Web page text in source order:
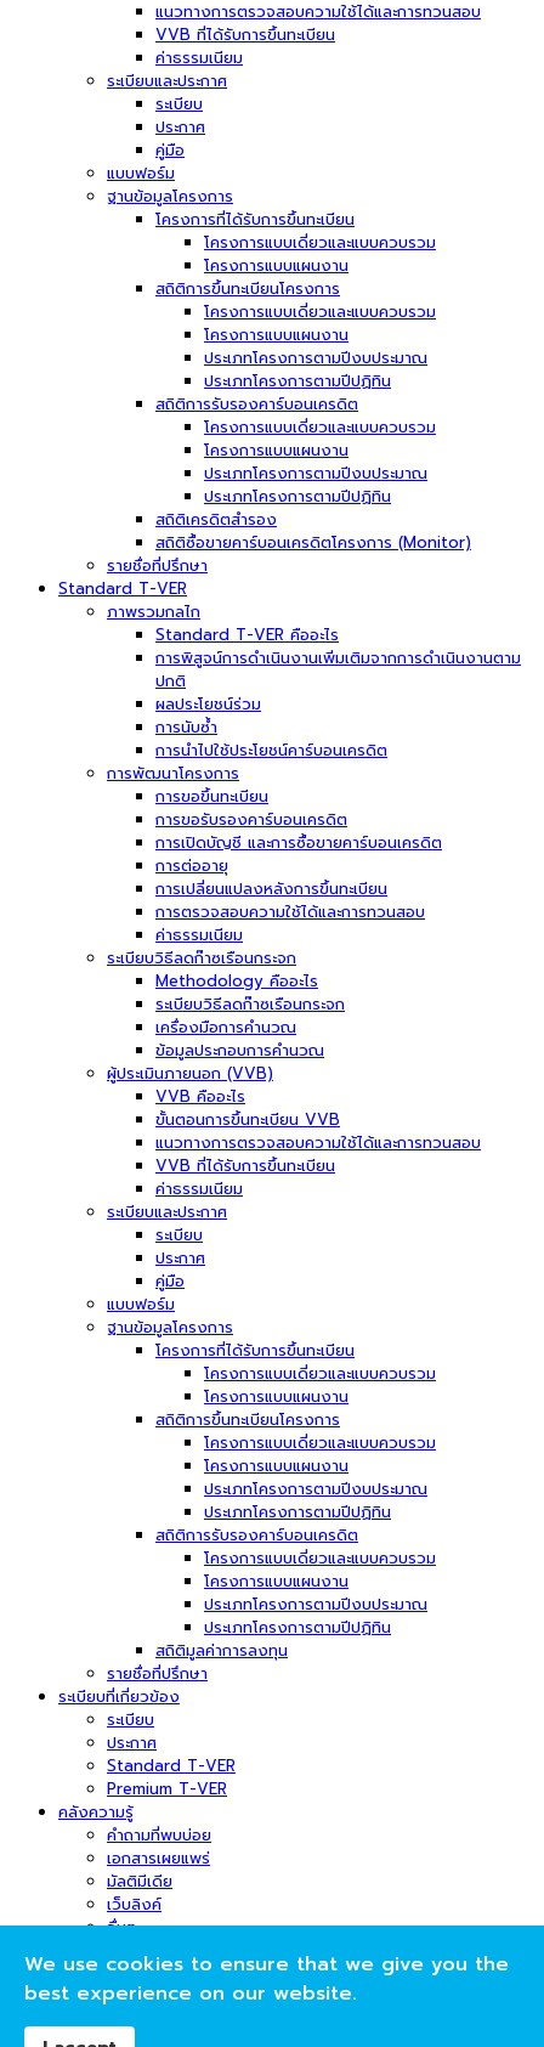
แนวทางการตรวจสอบความใช้ได้และการทวนสอบ
VVB ที่ได้รับการขึ้นทะเบียน
ค่าธรรมเนียม
ระเบียบและประกาศ
ระเบียบ
ประกาศ
คู่มือ
แบบฟอร์ม
ฐานข้อมูลโครงการ
โครงการที่ได้รับการขึ้นทะเบียน
โครงการแบบเดี่ยวและแบบควบรวม
โครงการแบบแผนงาน
สถิติการขึ้นทะเบียนโครงการ
โครงการแบบเดี่ยวและแบบควบรวม
โครงการแบบแผนงาน
ประเภทโครงการตามปีงบประมาณ
ประเภทโครงการตามปีปฏิทิน
สถิติการรับรองคาร์บอนเครดิต
โครงการแบบเดี่ยวและแบบควบรวม
โครงการแบบแผนงาน
ประเภทโครงการตามปีงบประมาณ
ประเภทโครงการตามปีปฏิทิน
สถิติเครดิตสำรอง
สถิติซื้อขายคาร์บอนเครดิตโครงการ (Monitor)
รายชื่อที่ปรึกษา
Standard T-VER
ภาพรวมกลไก
Standard T-VER คืออะไร
การพิสูจน์การดำเนินงานเพิ่มเติมจากการดำเนินงานตาม
ปกติ
ผลประโยชน์ร่วม
การนับซ้ำ
การนำไปใช้ประโยชน์คาร์บอนเครดิต
การพัฒนาโครงการ
การขอขึ้นทะเบียน
การขอรับรองคาร์บอนเครดิต
การเปิดบัญชี และการซื้อขายคาร์บอนเครดิต
การต่ออายุ
การเปลี่ยนแปลงหลังการขึ้นทะเบียน
การตรวจสอบความใช้ได้และการทวนสอบ
ค่าธรรมเนียม
ระเบียบวิธีลดก๊าซเรือนกระจก
Methodology คืออะไร
ระเบียบวิธีลดก๊าซเรือนกระจก
เครื่องมือการคำนวณ
ข้อมูลประกอบการคำนวณ
ผู้ประเมินภายนอก (VVB)
VVB คืออะไร
ขั้นตอนการขึ้นทะเบียน VVB
แนวทางการตรวจสอบความใช้ได้และการทวนสอบ
VVB ที่ได้รับการขึ้นทะเบียน
ค่าธรรมเนียม
ระเบียบและประกาศ
ระเบียบ
ประกาศ
คู่มือ
แบบฟอร์ม
ฐานข้อมูลโครงการ
โครงการที่ได้รับการขึ้นทะเบียน
โครงการแบบเดี่ยวและแบบควบรวม
โครงการแบบแผนงาน
สถิติการขึ้นทะเบียนโครงการ
โครงการแบบเดี่ยวและแบบควบรวม
โครงการแบบแผนงาน
ประเภทโครงการตามปีงบประมาณ
ประเภทโครงการตามปีปฏิทิน
สถิติการรับรองคาร์บอนเครดิต
โครงการแบบเดี่ยวและแบบควบรวม
โครงการแบบแผนงาน
ประเภทโครงการตามปีงบประมาณ
ประเภทโครงการตามปีปฏิทิน
สถิติมูลค่าการลงทุน
รายชื่อที่ปรึกษา
ระเบียบที่เกี่ยวข้อง
ระเบียบ
ประกาศ
Standard T-VER
Premium T-VER
คลังความรู้
คำถามที่พบบ่อย
เอกสารเผยแพร่
มัลติมีเดีย
เว็บลิงค์
อื่นๆ
ข่าวสารและกิจกรรม
ข่าวสาร
กิจกรรม
We use cookies to ensure that we give you the
best experience on our website.